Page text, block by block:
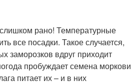
рано! Температурные
все посадки. Такое случается,
заморозков вдруг приходит
пробуждает семена моркови
питает их – и в них